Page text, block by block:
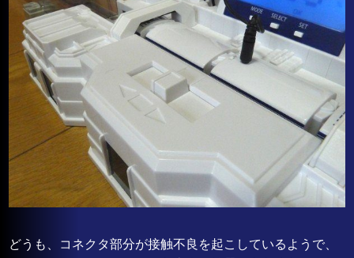
どうも、コネクタ部分が接触不良を起こしているようで、